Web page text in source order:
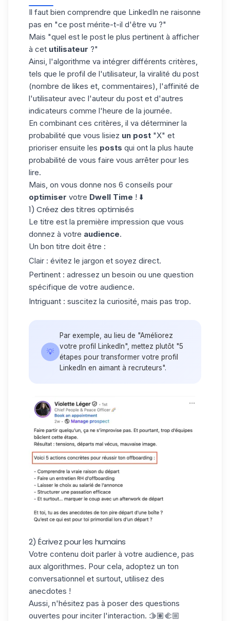
Il faut bien comprendre que LinkedIn ne raisonne
pas en "ce post mérite-t-il d'être vu ?"
Mais "quel est le post le plus pertinent à afficher
à cet utilisateur ?"
Ainsi, l'algorithme va intégrer différents critères,
tels que le profil de l'utilisateur, la viralité du post
(nombre de likes et, commentaires), l'affinité de
l'utilisateur avec l'auteur du post et d'autres
indicateurs comme l'heure de la journée.
En combinant ces critères, il va déterminer la
probabilité que vous lisiez un post "X" et
prioriser ensuite les posts qui ont la plus haute
probabilité de vous faire vous arrêter pour les
lire.
Mais, on vous donne nos 6 conseils pour
optimiser votre Dwell Time ! ⬇️
1) Créez des titres optimisés
Le titre est la première impression que vous
donnez à votre audience.
Un bon titre doit être :
Clair : évitez le jargon et soyez direct.
Pertinent : adressez un besoin ou une question
spécifique de votre audience.
Intriguant : suscitez la curiosité, mais pas trop.
💡
Par exemple, au lieu de "Améliorez
votre profil LinkedIn", mettez plutôt "5
étapes pour transformer votre profil
LinkedIn en aimant à recruteurs".
2) Écrivez pour les humains
Votre contenu doit parler à votre audience, pas
aux algorithmes. Pour cela, adoptez un ton
conversationnel et surtout, utilisez des
anecdotes !
Aussi, n'hésitez pas à poser des questions
ouvertes pour inciter l'interaction. 🫱🏽‍🫲🏼